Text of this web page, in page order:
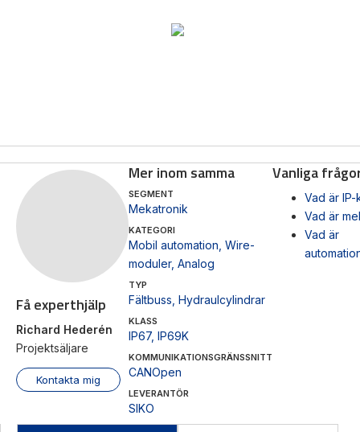
Få experthjälp
Richard Hederén
Projektsäljare
Kontakta mig
Mer inom samma
SEGMENT
Mekatronik
KATEGORI
Mobil automation Wire-
moduler, Analog
TYP
Fältbuss Hydraulcylindrar
KLASS
IP67, IP69K
KOMMUNIKATIONSGRÄNSSNITT
CANOpen
LEVERANTÖR
SIKO
Vanliga
Vad är IP-
Vad är
Vad är